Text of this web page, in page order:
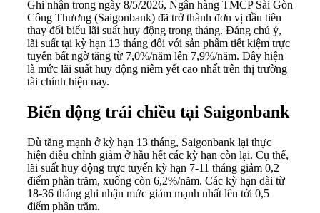
Ghi nhận trong ngày 8/5/2026, Ngân hàng TMCP Sài Gòn
Công Thương (Saigonbank) đã trở thành đơn vị đầu tiên
thay đổi biểu lãi suất huy động trong tháng. Đáng chú ý,
lãi suất tại kỳ hạn 13 tháng đối với sản phẩm tiết kiệm trực
tuyến bất ngờ tăng từ 7,0%/năm lên 7,9%/năm. Đây hiện
là mức lãi suất huy động niêm yết cao nhất trên thị trường
tài chính hiện nay.
Biến động trái chiều tại Saigonbank
Dù tăng mạnh ở kỳ hạn 13 tháng, Saigonbank lại thực
hiện điều chỉnh giảm ở hầu hết các kỳ hạn còn lại. Cụ thể,
lãi suất huy động trực tuyến kỳ hạn 7-11 tháng giảm 0,2
điểm phần trăm, xuống còn 6,2%/năm. Các kỳ hạn dài từ
18-36 tháng ghi nhận mức giảm mạnh nhất lên tới 0,5
điểm phần trăm.